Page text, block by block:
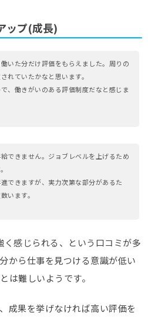
ップ(成長)
いた分だけ評価をもらえました。周りの
れていたかなと思います。
、働きがいのある評価制度だなと感じま
できません。ジョブレベルを上げるため
できますが、実力次第な部分があるた
います。
感じられる、という口コミが多
から仕事を見つける意識が低い
は難しいようです。
成果を挙げなければ高い評価を